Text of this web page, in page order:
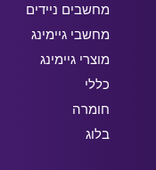
מחשבים ניידים
מחשבי גיימינג
מוצרי גיימינג
כללי
חומרה
בלוג